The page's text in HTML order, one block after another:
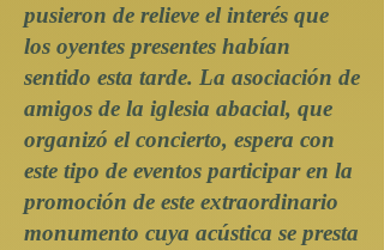
pusieron de relieve el interés que
los oyentes presentes habían
sentido esta tarde. La asociación de
amigos de la iglesia abacial, que
organizó el concierto, espera con
este tipo de eventos participar en la
promoción de este extraordinario
monumento cuya acústica se presta